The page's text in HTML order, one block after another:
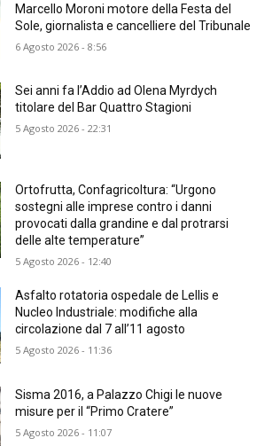
Marcello Moroni motore della Festa del
Sole, giornalista e cancelliere del Tribunale
6 Agosto 2026 - 8:56
Sei anni fa l’Addio ad Olena Myrdych
titolare del Bar Quattro Stagioni
5 Agosto 2026 - 22:31
Ortofrutta, Confagricoltura: “Urgono
sostegni alle imprese contro i danni
provocati dalla grandine e dal protrarsi
delle alte temperature”
5 Agosto 2026 - 12:40
Asfalto rotatoria ospedale de Lellis e
Nucleo Industriale: modifiche alla
circolazione dal 7 all’11 agosto
5 Agosto 2026 - 11:36
Sisma 2016, a Palazzo Chigi le nuove
misure per il “Primo Cratere”
5 Agosto 2026 - 11:07